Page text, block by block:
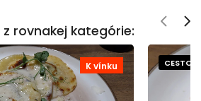
rovnakej kategórie:
K vínku